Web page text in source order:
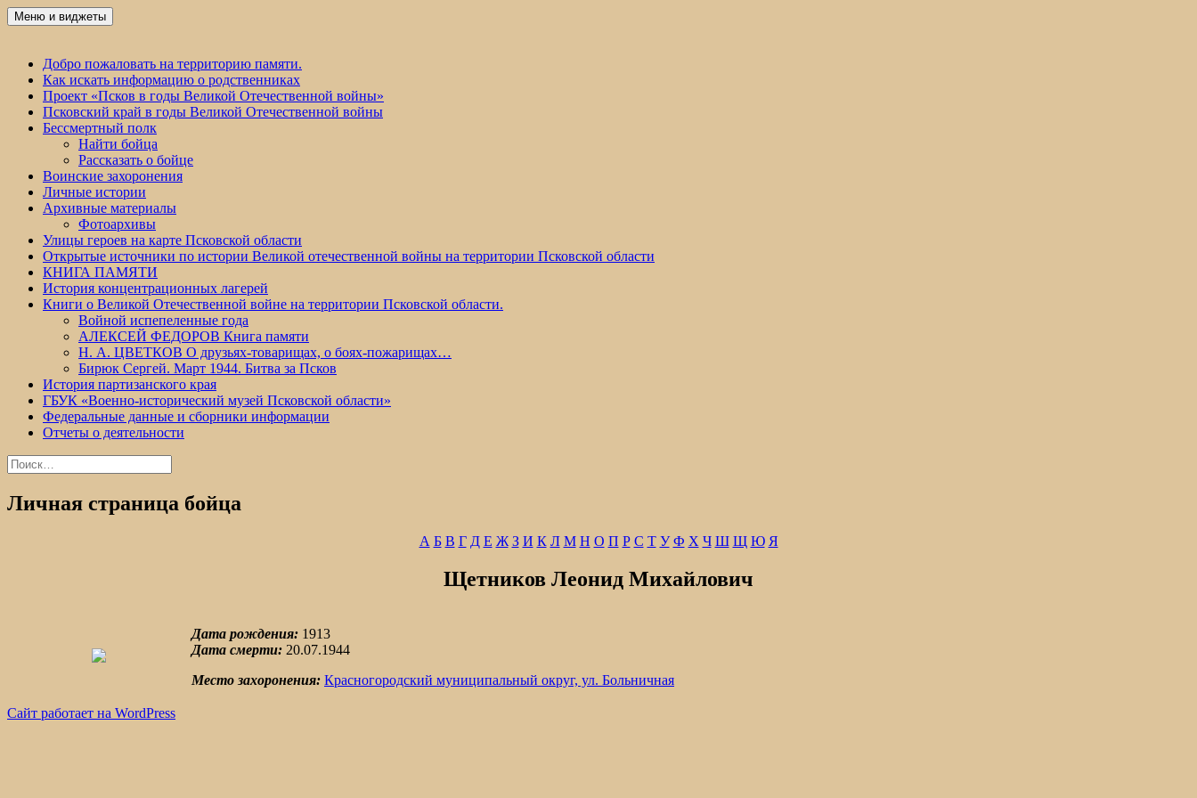
Перейти
к
Победа 60
Меню и виджеты
Добро пожаловать на территорию памяти.
Как искать информацию о родственниках
Проект «Псков в годы Великой Отечественной войны»
Псковский край в годы Великой Отечественной войны
Бессмертный полк
Найти бойца
Рассказать о бойце
Воинские захоронения
Личные истории
Архивные материалы
Фотоархивы
Улицы героев на карте Псковской области
Открытые источники по истории Великой отечественной войны на территории Псковской области
КНИГА ПАМЯТИ
История концентрационных лагерей
Книги о Великой Отечественной войне на территории Псковской области.
Войной испепеленные года
АЛЕКСЕЙ ФЕДОРОВ Книга памяти
Н. А. ЦВЕТКОВ О друзьях-товарищах, о боях-пожарищах…
Бирюк Сергей. Март 1944. Битва за Псков
История партизанского края
ГБУК «Военно-исторический музей Псковской области»
Федеральные данные и сборники информации
Отчеты о деятельности
Найти:
Личная страница бойца
А Б В Г Д Е Ж З И К Л М Н О П Р С Т У Ф Х Ч Ш Щ Ю Я
Щетников Леонид Михайлович
Дата рождения: 1913
Дата смерти: 20.07.1944
Место захоронения: Красногородский муниципальный округ, ул. Больничная
Сайт работает на WordPress